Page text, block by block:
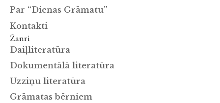
Par “Dienas Grāmatu”
Kontakti
Žanri
Daiļliteratūra
Dokumentālā literatūra
Uzziņu literatūra
Grāmatas bērniem